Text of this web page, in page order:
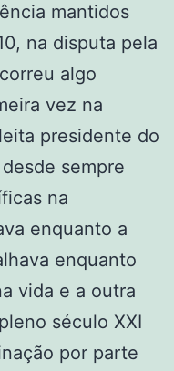
mantidos
na disputa pela
algo
vez na
presidente do
sempre
na
enquanto a
enquanto
vida e a outra
século XXI
por parte